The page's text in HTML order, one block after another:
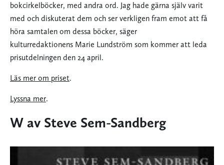
bokcirkelböcker, med andra ord. Jag hade gärna själv varit
med och diskuterat dem och ser verkligen fram emot att få
höra samtalen om dessa böcker, säger
kulturredaktionens Marie Lundström som kommer att leda
prisutdelningen den 24 april.
Läs mer om priset.
Lyssna mer.
W av Steve Sem-Sandberg